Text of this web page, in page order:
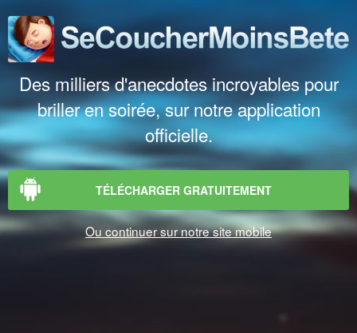
Des milliers d'anecdotes incroyables pour
briller en soirée, sur notre application
officielle.
TÉLÉCHARGER GRATUITEMENT
Ou continuer sur notre site mobile